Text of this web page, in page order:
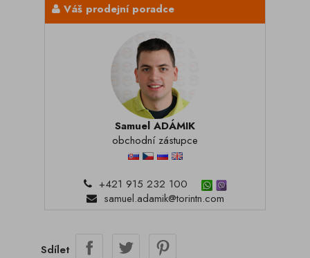
Váš prodejní poradce
Samuel ADÁMIK
obchodní zástupce
+421 915 232 100
samuel.adamik@torintn.com
Sdílet